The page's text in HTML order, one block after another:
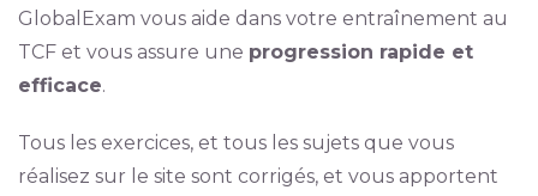
GlobalExam vous aide dans votre entraînement au
TCF et vous assure une progression rapide et
efficace.
Tous les exercices, et tous les sujets que vous
réalisez sur le site sont corrigés, et vous apportent